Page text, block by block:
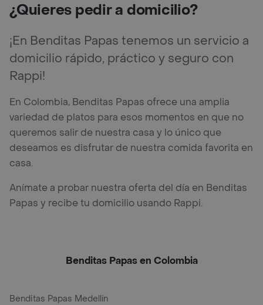
¿Quieres pedir a domicilio?
¡En Benditas Papas tenemos un servicio a
domicilio rápido, práctico y seguro con
Rappi!
En Colombia, Benditas Papas ofrece una amplia
variedad de platos para esos momentos en que no
queremos salir de nuestra casa y lo único que
deseamos es disfrutar de nuestra comida favorita en
casa.
Anímate a probar nuestra oferta del día en Benditas
Papas y recibe tu domicilio usando Rappi.
Benditas Papas en Colombia
Benditas Papas Medellín